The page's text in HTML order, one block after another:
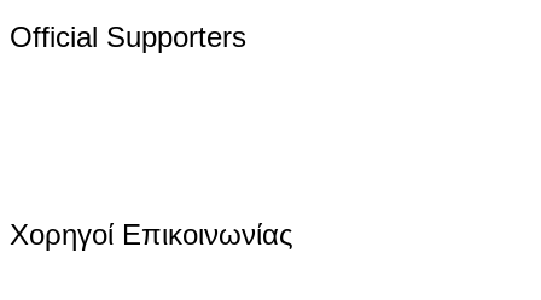
Official Supporters
Χορηγοί Επικοινωνίας